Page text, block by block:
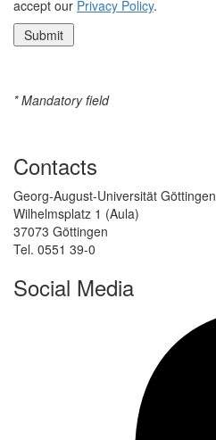
accept our Privacy Policy.
* Mandatory field
Contacts
Georg-August-Universität Göttingen
Wilhelmsplatz 1 (Aula)
37073 Göttingen
Tel. 0551 39-0
Social Media